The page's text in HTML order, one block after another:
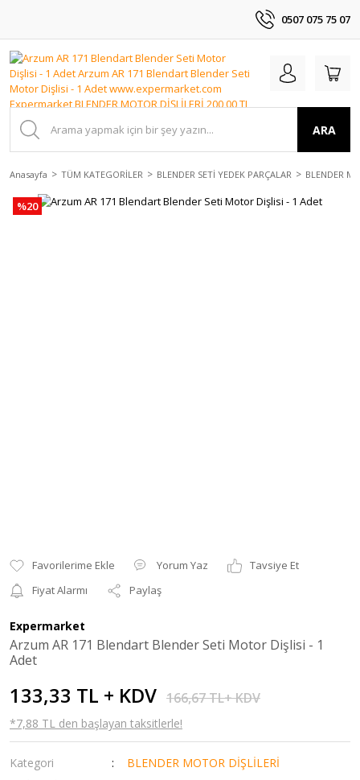
0507 075 75 07
ARA
Anasayfa TÜM KATEGORİLER BLENDER SETİ YEDEK PARÇALAR BLENDER
%20
Yorum Yaz
Tavsiye Et
Fiyat Alarmı
Paylaş
Expermarket
Arzum AR 171 Blendart Blender Seti Motor Dişlisi - 1
Adet
133,33 TL + KDV 166,67 TL+ KDV
*7,88 TL den başlayan taksitlerle!
Kategori
BLENDER MOTOR DİŞLİLERİ